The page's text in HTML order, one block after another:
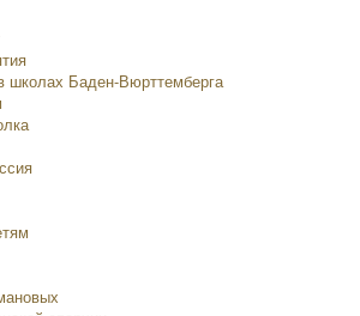
школах Баден-Вюрттемберга